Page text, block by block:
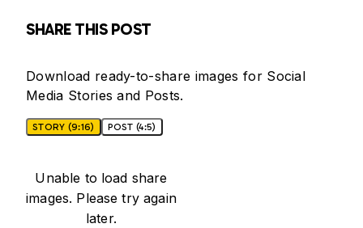
SHARE THIS POST
Download ready-to-share images for Social
Media Stories and Posts.
STORY (9:16) POST (4:5)
Unable to load share
images. Please try again
later.